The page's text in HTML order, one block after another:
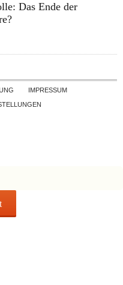
Das Ende der
to contentIMPRESSUM